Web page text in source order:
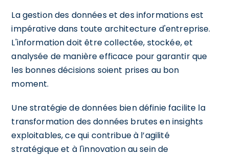
La gestion des données et des informations est
impérative dans toute architecture d'entreprise.
L'information doit être collectée, stockée, et
analysée de manière efficace pour garantir que
les bonnes décisions soient prises au bon
moment.
Une stratégie de données bien définie facilite la
transformation des données brutes en insights
exploitables, ce qui contribue à l’agilité
stratégique et à l'innovation au sein de